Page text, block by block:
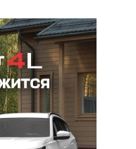
распространения
лет захватчики не
начала окончания